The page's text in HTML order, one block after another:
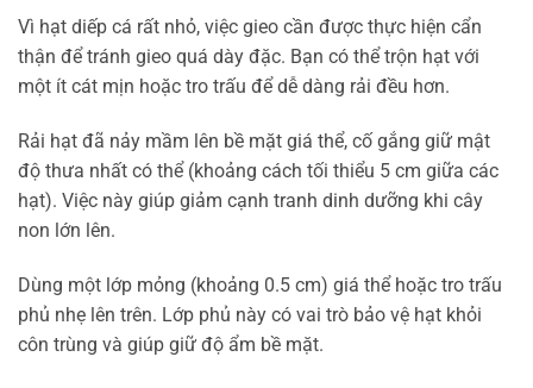
Vì hạt diếp cá rất nhỏ, việc gieo cần được thực hiện cẩn
thận để tránh gieo quá dày đặc. Bạn có thể trộn hạt với
một ít cát mịn hoặc tro trấu để dễ dàng rải đều hơn.
Rải hạt đã nảy mầm lên bề mặt giá thể, cố gắng giữ mật
độ thưa nhất có thể (khoảng cách tối thiểu 5 cm giữa các
hạt). Việc này giúp giảm cạnh tranh dinh dưỡng khi cây
non lớn lên.
Dùng một lớp mỏng (khoảng 0.5 cm) giá thể hoặc tro trấu
phủ nhẹ lên trên. Lớp phủ này có vai trò bảo vệ hạt khỏi
côn trùng và giúp giữ độ ẩm bề mặt.